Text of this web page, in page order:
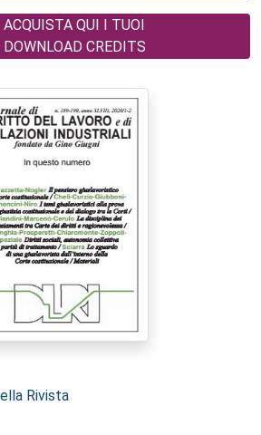
ACQUISTA QUI I TUOI
DOWNLOAD CREDITS
Rivista